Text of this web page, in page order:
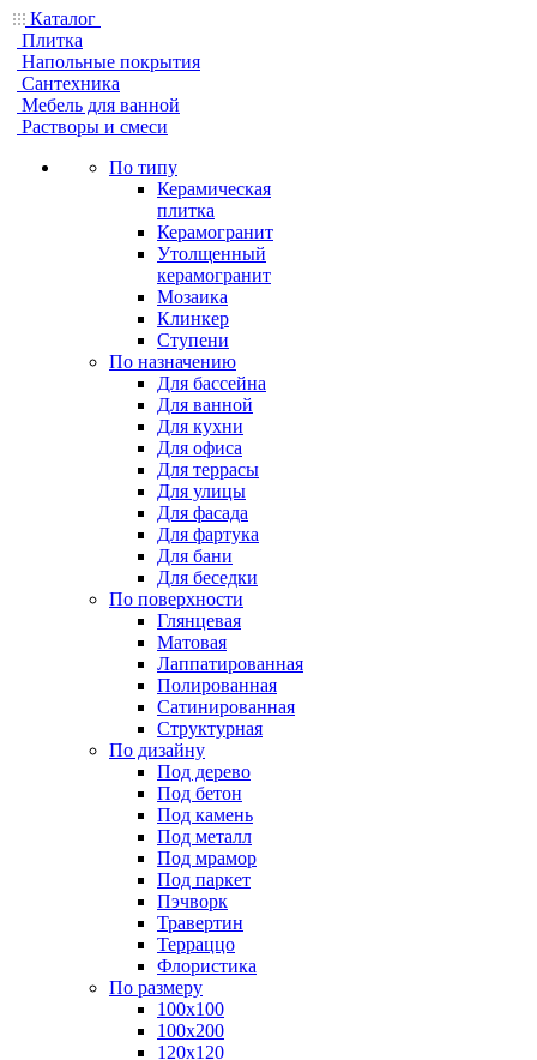
Каталог
Плитка
Напольные покрытия
Сантехника
Мебель для ванной
Растворы и смеси
По типу
Керамическая
плитка
Керамогранит
Утолщенный
керамогранит
Мозаика
Клинкер
Ступени
По назначению
Для бассейна
Для ванной
Для кухни
Для офиса
Для террасы
Для улицы
Для фасада
Для фартука
Для бани
Для беседки
По поверхности
Глянцевая
Матовая
Лаппатированная
Полированная
Сатинированная
Структурная
По дизайну
Под дерево
Под бетон
Под камень
Под металл
Под мрамор
Под паркет
Пэчворк
Травертин
Терраццо
Флористика
По размеру
100х100
100х200
120х120